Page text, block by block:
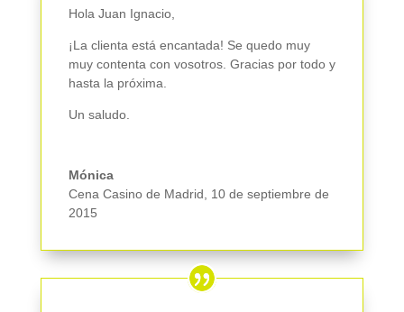
Hola Juan Ignacio,
¡La clienta está encantada! Se quedo muy
muy contenta con vosotros. Gracias por todo y
hasta la próxima.
Un saludo.
Mónica
Cena Casino de Madrid, 10 de septiembre de
2015